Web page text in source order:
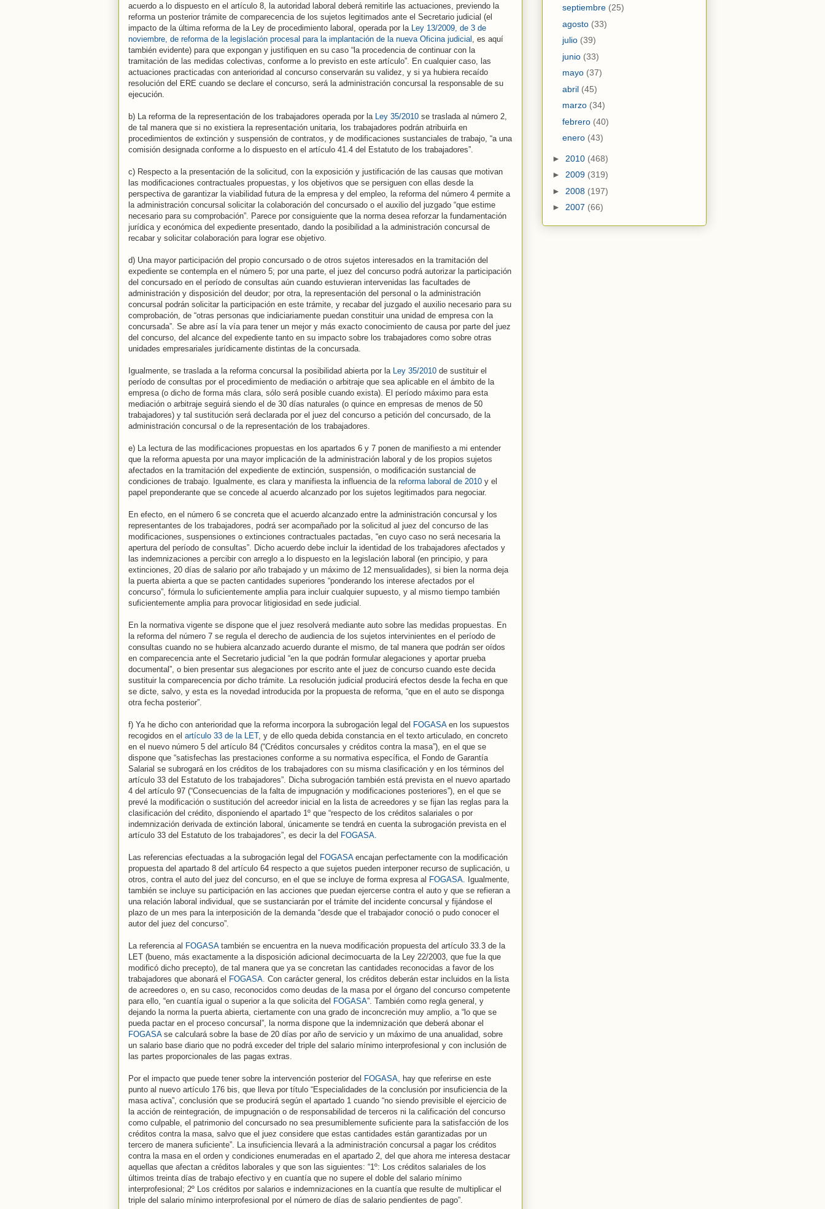
acuerdo a lo dispuesto en el artículo 8, la autoridad laboral deberá remitirle las actuaciones, previendo la
reforma un posterior trámite de comparecencia de los sujetos legitimados ante el Secretario judicial (el
impacto de la última reforma de la Ley de procedimiento laboral, operada por la Ley 13/2009, de 3 de
noviembre, de reforma de la legislación procesal para la implantación de la nueva Oficina judicial , es aquí
también evidente) para que expongan y justifiquen en su caso “la procedencia de continuar con la
tramitación de las medidas colectivas, conforme a lo previsto en este artículo”. En cualquier caso, las
actuaciones practicadas con anterioridad al concurso conservarán su validez, y si ya hubiera recaído
resolución del ERE cuando se declare el concurso, será la administración concursal la responsable de su
ejecución.
b) La reforma de la representación de los trabajadores operada por la Ley 35/2010 se traslada al número 2,
de tal manera que si no existiera la representación unitaria, los trabajadores podrán atribuirla en
procedimientos de extinción y suspensión de contratos, y de modificaciones sustanciales de trabajo, “a una
comisión designada conforme a lo dispuesto en el artículo 41.4 del Estatuto de los trabajadores”.
c) Respecto a la presentación de la solicitud, con la exposición y justificación de las causas que motivan
las modificaciones contractuales propuestas, y los objetivos que se persiguen con ellas desde la
perspectiva de garantizar la viabilidad futura de la empresa y del empleo, la reforma del número 4 permite a
la administración concursal solicitar la colaboración del concursado o el auxilio del juzgado “que estime
necesario para su comprobación”. Parece por consiguiente que la norma desea reforzar la fundamentación
jurídica y económica del expediente presentado, dando la posibilidad a la administración concursal de
recabar y solicitar colaboración para lograr ese objetivo.
d) Una mayor participación del propio concursado o de otros sujetos interesados en la tramitación del
expediente se contempla en el número 5; por una parte, el juez del concurso podrá autorizar la participación
del concursado en el período de consultas aún cuando estuvieran intervenidas las facultades de
administración y disposición del deudor; por otra, la representación del personal o la administración
concursal podrán solicitar la participación en este trámite, y recabar del juzgado el auxilio necesario para su
comprobación, de “otras personas que indiciariamente puedan constituir una unidad de empresa con la
concursada”. Se abre así la vía para tener un mejor y más exacto conocimiento de causa por parte del juez
del concurso, del alcance del expediente tanto en su impacto sobre los trabajadores como sobre otras
unidades empresariales jurídicamente distintas de la concursada.
Igualmente, se traslada a la reforma concursal la posibilidad abierta por la Ley 35/2010 de sustituir el
período de consultas por el procedimiento de mediación o arbitraje que sea aplicable en el ámbito de la
empresa (o dicho de forma más clara, sólo será posible cuando exista). El período máximo para esta
mediación o arbitraje seguirá siendo el de 30 días naturales (o quince en empresas de menos de 50
trabajadores) y tal sustitución será declarada por el juez del concurso a petición del concursado, de la
administración concursal o de la representación de los trabajadores.
e) La lectura de las modificaciones propuestas en los apartados 6 y 7 ponen de manifiesto a mi entender
que la reforma apuesta por una mayor implicación de la administración laboral y de los propios sujetos
afectados en la tramitación del expediente de extinción, suspensión, o modificación sustancial de
condiciones de trabajo. Igualmente, es clara y manifiesta la influencia de la reforma laboral de 2010 y el
papel preponderante que se concede al acuerdo alcanzado por los sujetos legitimados para negociar.
En efecto, en el número 6 se concreta que el acuerdo alcanzado entre la administración concursal y los
representantes de los trabajadores, podrá ser acompañado por la solicitud al juez del concurso de las
modificaciones, suspensiones o extinciones contractuales pactadas, “en cuyo caso no será necesaria la
apertura del período de consultas”. Dicho acuerdo debe incluir la identidad de los trabajadores afectados y
las indemnizaciones a percibir con arreglo a lo dispuesto en la legislación laboral (en principio, y para
extinciones, 20 días de salario por año trabajado y un máximo de 12 mensualidades), si bien la norma deja
la puerta abierta a que se pacten cantidades superiores “ponderando los interese afectados por el
concurso”, fórmula lo suficientemente amplia para incluir cualquier supuesto, y al mismo tiempo también
suficientemente amplia para provocar litigiosidad en sede judicial.
En la normativa vigente se dispone que el juez resolverá mediante auto sobre las medidas propuestas. En
la reforma del número 7 se regula el derecho de audiencia de los sujetos intervinientes en el período de
consultas cuando no se hubiera alcanzado acuerdo durante el mismo, de tal manera que podrán ser oídos
en comparecencia ante el Secretario judicial “en la que podrán formular alegaciones y aportar prueba
documental”, o bien presentar sus alegaciones por escrito ante el juez de concurso cuando este decida
sustituir la comparecencia por dicho trámite. La resolución judicial producirá efectos desde la fecha en que
se dicte, salvo, y esta es la novedad introducida por la propuesta de reforma, “que en el auto se disponga
otra fecha posterior”.
f) Ya he dicho con anterioridad que la reforma incorpora la subrogación legal del FOGASAen los supuestos
recogidos en el artículo 33 de la LET, y de ello queda debida constancia en el texto articulado, en concreto
en el nuevo número 5 del artículo 84 (“Créditos concursales y créditos contra la masa”), en el que se
dispone que “satisfechas las prestaciones conforme a su normativa específica, el Fondo de Garantía
Salarial se subrogará en los créditos de los trabajadores con su misma clasificación y en los términos del
artículo 33 del Estatuto de los trabajadores”. Dicha subrogación también está prevista en el nuevo apartado
4 del artículo 97 (“Consecuencias de la falta de impugnación y modificaciones posteriores”), en el que se
prevé la modificación o sustitución del acreedor inicial en la lista de acreedores y se fijan las reglas para la
clasificación del crédito, disponiendo el apartado 1º que “respecto de los créditos salariales o por
indemnización derivada de extinción laboral, únicamente se tendrá en cuenta la subrogación prevista en el
artículo 33 del Estatuto de los trabajadores”, es decir la del FOGASA.
Las referencias efectuadas a la subrogación legal del FOGASAencajan perfectamente con la modificación
propuesta del apartado 8 del artículo 64 respecto a que sujetos pueden interponer recurso de suplicación, u
otros, contra el auto del juez del concurso, en el que se incluye de forma expresa al FOGASA. Igualmente,
también se incluye su participación en las acciones que puedan ejercerse contra el auto y que se refieran a
una relación laboral individual, que se sustanciarán por el trámite del incidente concursal y fijándose el
plazo de un mes para la interposición de la demanda “desde que el trabajador conoció o pudo conocer el
autor del juez del concurso”.
La referencia al FOGASAtambién se encuentra en la nueva modificación propuesta del artículo 33.3 de la
LET (bueno, más exactamente a la disposición adicional decimocuarta de la Ley 22/2003, que fue la que
modificó dicho precepto), de tal manera que ya se concretan las cantidades reconocidas a favor de los
trabajadores que abonará el FOGASA. Con carácter general, los créditos deberán estar incluidos en la lista
de acreedores o, en su caso, reconocidos como deudas de la masa por el órgano del concurso competente
para ello, “en cuantía igual o superior a la que solicita del FOGASA”. También como regla general, y
dejando la norma la puerta abierta, ciertamente con una grado de inconcreción muy amplio, a “lo que se
pueda pactar en el proceso concursal”, la norma dispone que la indemnización que deberá abonar el
FOGASAse calculará sobre la base de 20 días por año de servicio y un máximo de una anualidad, sobre
un salario base diario que no podrá exceder del triple del salario mínimo interprofesional y con inclusión de
las partes proporcionales de las pagas extras.
Por el impacto que puede tener sobre la intervención posterior del FOGASA, hay que referirse en este
punto al nuevo artículo 176 bis, que lleva por título “Especialidades de la conclusión por insuficiencia de la
masa activa”, conclusión que se producirá según el apartado 1 cuando “no siendo previsible el ejercicio de
la acción de reintegración, de impugnación o de responsabilidad de terceros ni la calificación del concurso
como culpable, el patrimonio del concursado no sea presumiblemente suficiente para la satisfacción de los
créditos contra la masa, salvo que el juez considere que estas cantidades están garantizadas por un
tercero de manera suficiente”. La insuficiencia llevará a la administración concursal a pagar los créditos
contra la masa en el orden y condiciones enumeradas en el apartado 2, del que ahora me interesa destacar
aquellas que afectan a créditos laborales y que son las siguientes: “1º: Los créditos salariales de los
últimos treinta días de trabajo efectivo y en cuantía que no supere el doble del salario mínimo
interprofesional; 2º Los créditos por salarios e indemnizaciones en la cuantía que resulte de multiplicar el
triple del salario mínimo interprofesional por el número de días de salario pendientes de pago”.
septiembre (25)
agosto (33)
julio (39)
junio (33)
mayo (37)
abril (45)
marzo (34)
febrero (40)
enero (43)
► 2010 (468)
► 2009 (319)
► 2008 (197)
► 2007 (66)